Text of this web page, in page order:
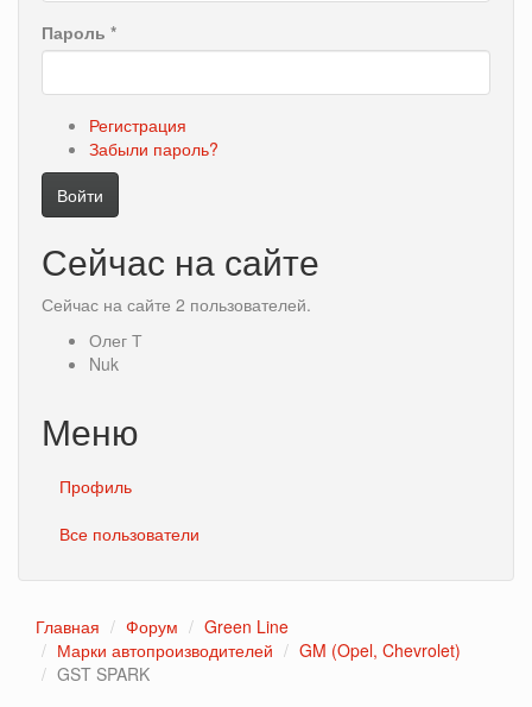
Пароль *
Регистрация
Забыли пароль?
Войти
Сейчас на сайте
Сейчас на сайте 2 пользователей.
Олег Т
Nuk
Меню
Профиль
Все пользователи
Главная Форум
Green Line
Марки автопроизводителей
GM (Opel, Chevrolet)
GST SPARK